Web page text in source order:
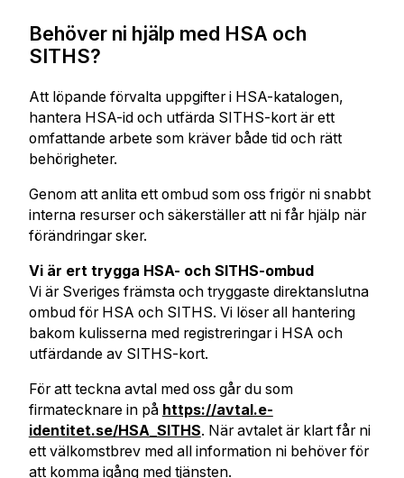
Behöver ni hjälp med HSA och
SITHS?
Att löpande förvalta uppgifter i HSA-katalogen,
hantera HSA-id och utfärda SITHS-kort är ett
omfattande arbete som kräver både tid och rätt
behörigheter.
Genom att anlita ett ombud som oss frigör ni snabbt
interna resurser och säkerställer att ni får hjälp när
förändringar sker.
Vi är ert trygga HSA- och SITHS-ombud
Vi är Sveriges främsta och tryggaste direktanslutna
ombud för HSA och SITHS. Vi löser all hantering
bakom kulisserna med registreringar i HSA och
utfärdande av SITHS-kort.
För att teckna avtal med oss går du som
firmatecknare in på https://avtal.e-
identitet.se/HSA_SITHS. När avtalet är klart får ni
ett välkomstbrev med all information ni behöver för
att komma igång med tjänsten.